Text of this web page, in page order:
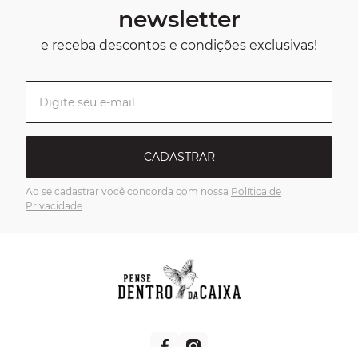
newsletter
e receba descontos e condições exclusivas!
CADASTRAR
Ao se cadastrar você concorda com nossa Política de
Privacidade.